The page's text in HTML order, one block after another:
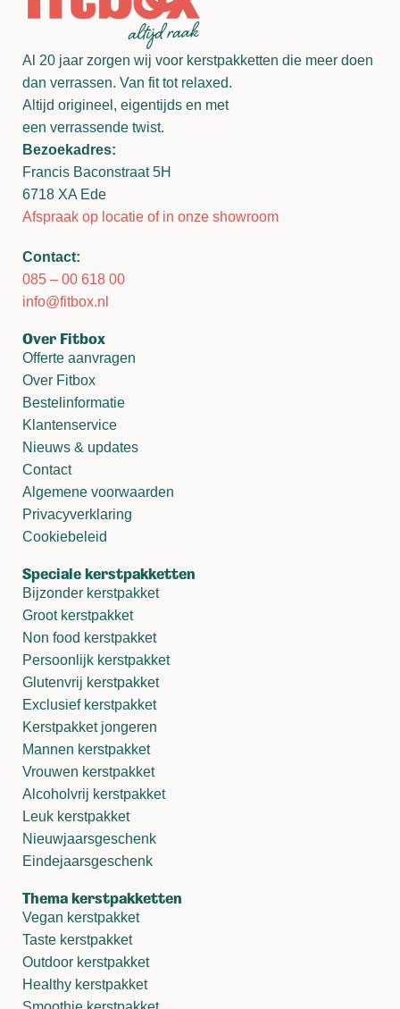
Al 20 jaar zorgen wij voor kerstpakketten die meer doen
dan verrassen. Van fit tot relaxed.
Altijd origineel, eigentijds en met
een verrassende twist.
Bezoekadres:
Francis Baconstraat 5H
6718 XA Ede
Afspraak op locatie of in onze showroom
Contact:
085 – 00 618 00
info@fitbox.nl
Over Fitbox
Offerte aanvragen
Over Fitbox
Bestelinformatie
Klantenservice
Nieuws & updates
Contact
Algemene voorwaarden
Privacyverklaring
Cookiebeleid
Speciale kerstpakketten
Bijzonder kerstpakket
Groot kerstpakket
Non food kerstpakket
Persoonlijk kerstpakket
Glutenvrij kerstpakket
Exclusief kerstpakket
Kerstpakket jongeren
Mannen kerstpakket
Vrouwen kerstpakket
Alcoholvrij kerstpakket
Leuk kerstpakket
Nieuwjaarsgeschenk
Eindejaarsgeschenk
Thema kerstpakketten
Vegan kerstpakket
Taste kerstpakket
Outdoor kerstpakket
Healthy kerstpakket